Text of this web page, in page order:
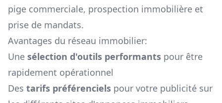
pige commerciale, prospection immobilière et
prise de mandats.
Avantages du réseau immobilier:
Une sélection d'outils performants pour être
rapidement opérationnel
Des tarifs préférenciels pour votre publicité sur